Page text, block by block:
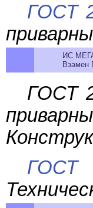
ГОСТ
ИС
Взамен
ГОСТ
ГОСТ